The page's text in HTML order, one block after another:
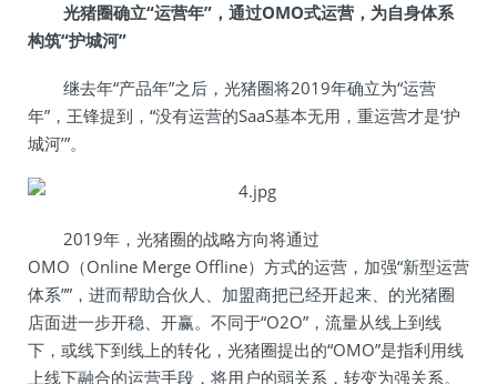
光猪圈确立“运营年”，通过OMO式运营，为自身体系
构筑“护城河”
继去年“产品年”之后，光猪圈将2019年确立为“运营
年”，王锋提到，“没有运营的SaaS基本无用，重运营才是‘护
城河’”。
2019年，光猪圈的战略方向将通过
OMO（Online Merge Offline）方式的运营，加强“新型运营
体系””，进而帮助合伙人、加盟商把已经开起来、的光猪圈
店面进一步开稳、开赢。不同于“O2O”，流量从线上到线
下，或线下到线上的转化，光猪圈提出的“OMO”是指利用线
上线下融合的运营手段，将用户的弱关系，转变为强关系。